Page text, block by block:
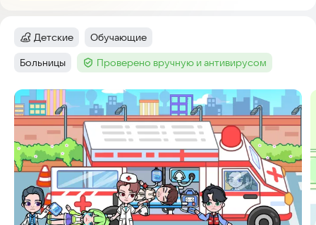
Категория:
Детские Тег:
Обучающие
Тег:
Больницы Тег :Проверено вручную и антивирусом
Скриншоты